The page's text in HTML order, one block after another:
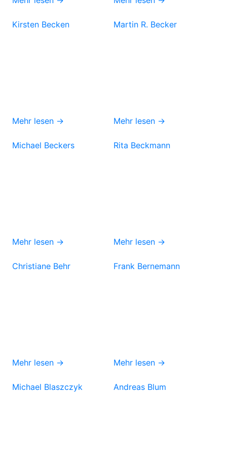
Kirsten Becken
Mehr lesen →
Martin R. Becker
Mehr lesen →
Michael Beckers
Mehr lesen →
Rita Beckmann
Mehr lesen →
Christiane Behr
Mehr lesen →
Frank Bernemann
Mehr lesen →
Michael Blaszczyk Andreas Blum